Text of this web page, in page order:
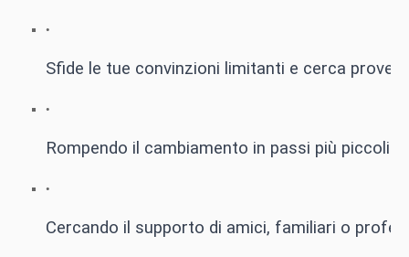
Sfide le tue convinzioni limitanti e cerca prove
Rompendo il cambiamento in passi più piccoli e
Cercando il supporto di amici, familiari o